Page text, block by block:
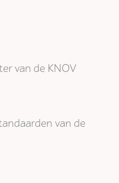
van de KNOV
van de